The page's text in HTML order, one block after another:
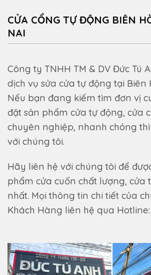
CỬA CỔNG TỰ ĐỘNG BIÊN
NAI
Công ty TNHH TM & DV Đức Tú
dịch vụ sửa cửa tự động tại Biên
Nếu bạn đang kiếm tìm đơn vị
đặt sản phẩm cửa tự động, cửa
chuyên nghiệp, nhanh chóng
với chúng tôi.
Hãy liên hệ với chúng tôi để
phẩm cửa cuốn chất lượng, cửa
nhất. Mọi thông tin chi tiết của
Khách Hàng liên hệ qua Hotline: